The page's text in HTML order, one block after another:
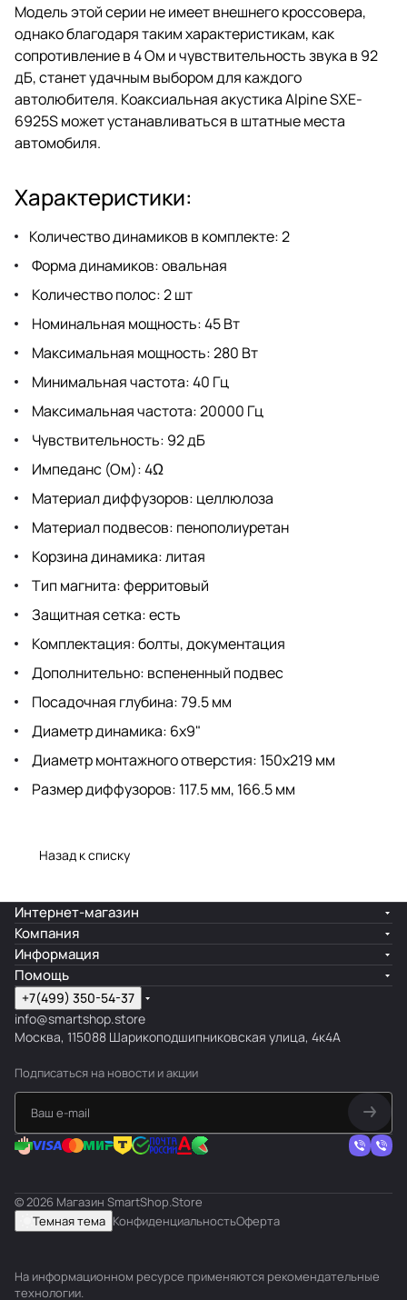
Модель этой серии не имеет внешнего кроссовера,
однако благодаря таким характеристикам, как
сопротивление в 4 Ом и чувствительность звука в 92
дБ, станет удачным выбором для каждого
автолюбителя. Коаксиальная акустика Alpine SXE-
6925S может устанавливаться в штатные места
автомобиля.
Характеристики:
Количество динамиков в комплекте: 2
Форма динамиков: овальная
Количество полос: 2 шт
Номинальная мощность: 45 Вт
Максимальная мощность: 280 Вт
Минимальная частота: 40 Гц
Максимальная частота: 20000 Гц
Чувствительность: 92 дБ
Импеданс (Ом): 4Ω
Материал диффузоров: целлюлоза
Материал подвесов: пенополиуретан
Корзина динамика: литая
Тип магнита: ферритовый
Защитная сетка: есть
Комплектация: болты, документация
Дополнительно: вспененный подвес
Посадочная глубина: 79.5 мм
Диаметр динамика: 6x9"
Диаметр монтажного отверстия: 150х219 мм
Размер диффузоров: 117.5 мм, 166.5 мм
Назад к списку
Интернет-магазин
Компания
Информация
Помощь
+7(499) 350-54-37
info@smartshop.store
Москва, 115088 Шарикоподшипниковская улица, 4к4А
Подписаться на новости и акции
© 2026 Магазин SmartShop.Store
Темная тема КонфиденциальностьОферта
На информационном ресурсе применяются рекомендательные
технологии.